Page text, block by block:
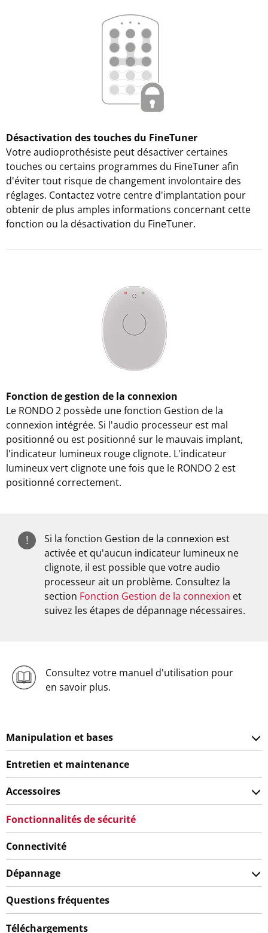
Désactivation des touches du FineTuner
Votre audioprothésiste peut désactiver certaines
touches ou certains programmes du FineTuner afin
d'éviter tout risque de changement involontaire des
réglages. Contactez votre centre d'implantation pour
obtenir de plus amples informations concernant cette
fonction ou la désactivation du FineTuner.
Fonction de gestion de la connexion
Le RONDO 2 possède une fonction Gestion de la
connexion intégrée. Si l'audio processeur est mal
positionné ou est positionné sur le mauvais implant,
l'indicateur lumineux rouge clignote. L'indicateur
lumineux vert clignote une fois que le RONDO 2 est
positionné correctement.
!
Si la fonction Gestion de la connexion est
activée et qu'aucun indicateur lumineux ne
clignote, il est possible que votre audio
processeur ait un problème. Consultez la
section Fonction Gestion de la connexion et
suivez les étapes de dépannage nécessaires.
Consultez votre manuel d'utilisation pour
en savoir plus.
Manipulation et bases
Entretien et maintenance
Accessoires
Fonctionnalités de sécurité
Connectivité
Dépannage
Questions fréquentes
Téléchargements